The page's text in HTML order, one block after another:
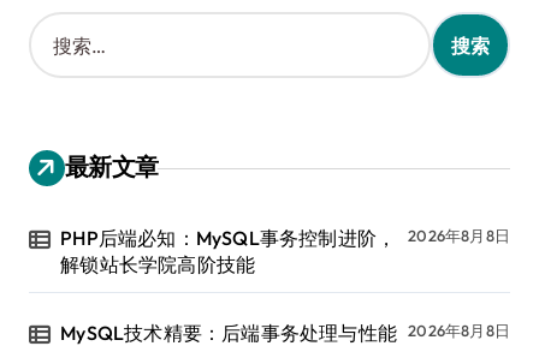
搜
索
：
最新文章
PHP后端必知：MySQL事务控制进阶，
解锁站长学院高阶技能
2026年8月8日
MySQL技术精要：后端事务处理与性能 2026年8月8日